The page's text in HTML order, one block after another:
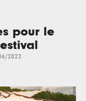
pour le
2022